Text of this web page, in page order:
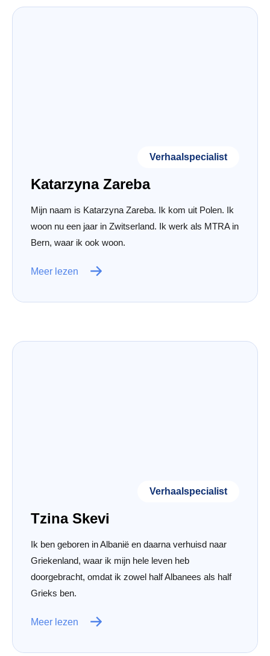
Verhaalspecialist
Katarzyna Zareba
Mijn naam is Katarzyna Zareba. Ik kom uit Polen. Ik
woon nu een jaar in Zwitserland. Ik werk als MTRA in
Bern, waar ik ook woon.
Meer lezen
Verhaalspecialist
Tzina Skevi
Ik ben geboren in Albanië en daarna verhuisd naar
Griekenland, waar ik mijn hele leven heb
doorgebracht, omdat ik zowel half Albanees als half
Grieks ben.
Meer lezen